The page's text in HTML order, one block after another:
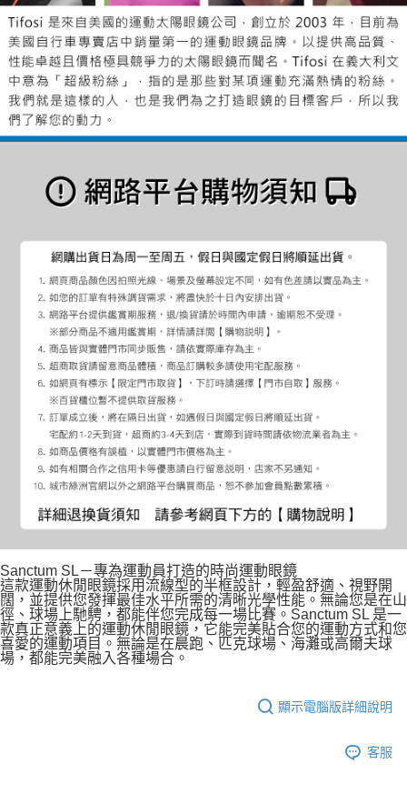
Sanctum SL－專為運動員打造的時尚運動眼鏡
這款運動休閒眼鏡採用流線型的半框設計，輕盈舒適、視野開
闊，並提供您發揮最佳水平所需的清晰光學性能。無論您是在山
徑、球場上馳騁，都能伴您完成每一場比賽。Sanctum SL 是一
款真正意義上的運動休閒眼鏡，它能完美貼合您的運動方式和您
喜愛的運動項目。無論是在晨跑、匹克球場、海灘或高爾夫球
場，都能完美融入各種場合。
顯示電腦版詳細說明
客服